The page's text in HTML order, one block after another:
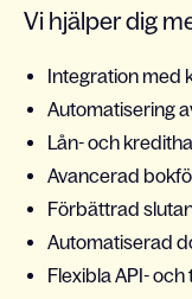
Vi hjälper dig
Integration med
Automatisering
Lån- och
Avancerad
Förbättrad
Automatiserad
Flexibla API-